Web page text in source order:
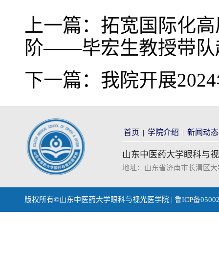
上一篇： 拓宽国际化
阶——毕宏生教授带队
下一篇： 我院开展
首页 | 学院介绍 | 新闻动态
山东中医药大学眼科与
地址：山东省济南市长清区
版权所有©山东中医药大学眼科与视光医学院 | 鲁ICP备